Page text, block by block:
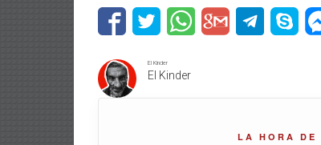
El Kinder
El Kinder
LA HORA DE